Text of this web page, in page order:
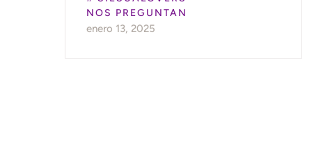
NOS PREGUNTAN
enero 13, 2025